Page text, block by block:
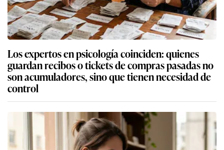
Los expertos en psicología coinciden: quienes
guardan recibos o tickets de compras pasadas no
son acumuladores, sino que tienen necesidad de
control